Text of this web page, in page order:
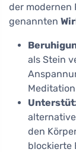
der modernen
genannten
als Stein
den
blockierte